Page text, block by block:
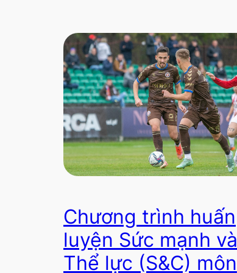
Chương trình huấn
luyện Sức mạnh và
Thể lực (S&C) môn